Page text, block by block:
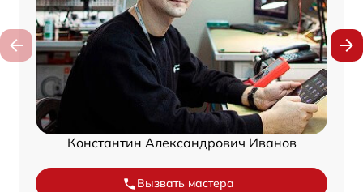
Константин Александрович Иванов
Вызвать мастера